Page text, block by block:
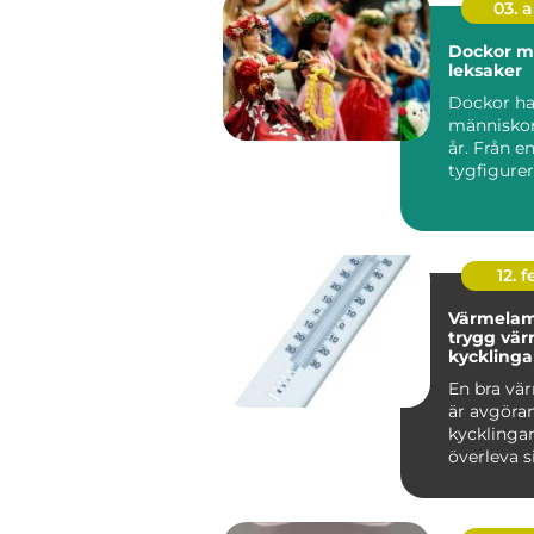
03.
Dockor mer än bara
leksaker
Dockor
år. Från
12.
trygg
En bra
är
överleva
vuxn...